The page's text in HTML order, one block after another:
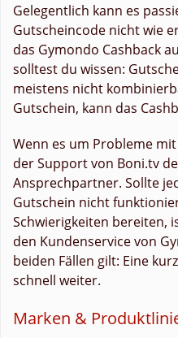
Gelegentlich kann es
Gutscheincode nicht wie
das Gymondo Cashback
solltest du wissen:
meistens nicht
Gutschein, kann das
Wenn es um Probleme
der Support von Boni.tv
Ansprechpartner. Sollte
Gutschein nicht
Schwierigkeiten bereiten,
den Kundenservice von
beiden Fällen gilt: Eine
schnell weiter.
Marken &